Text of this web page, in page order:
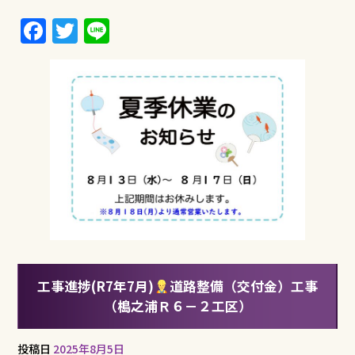
F
a
T
w
it
te
e
工事進捗(R7年7月)
道路整備（交付金）工事
（槝之浦Ｒ６－２工区）
投稿日 2025年8月5日